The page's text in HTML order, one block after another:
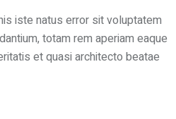
iste natus error sit voluptatem
totam rem aperiam eaque
et quasi architecto beatae